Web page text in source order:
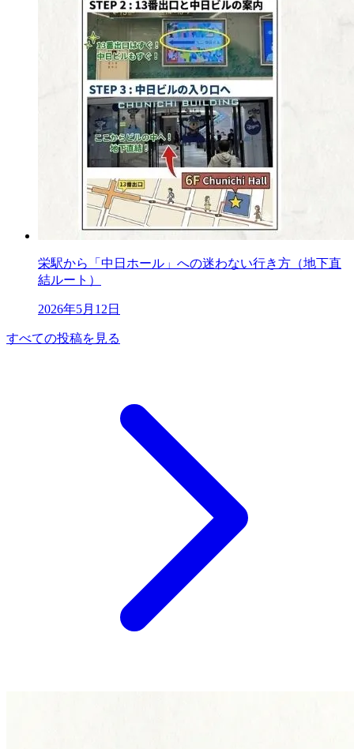
栄駅から「中日ホール」への迷わない行き方（地下直
結ルート）
2026年5月12日
すべての投稿を見る